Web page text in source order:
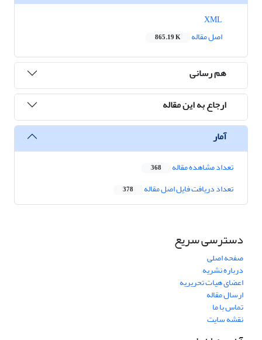
اصل مقاله
865.19 K
هم رسانی
ارجاع به این مقاله
آمار
تعداد مشاهده مقاله 368
تعداد دریافت فایل اصل مقاله 378
دسترسی سریع
صفحه اصلی
درباره نشریه
اعضای هیات تحریریه
ارسال مقاله
تماس با ما
نقشه سایت